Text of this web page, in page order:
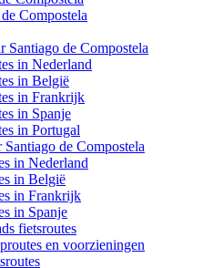
Compostela
Santiago de Compostela
in Nederland
in België
in Frankrijk
in Spanje
in Portugal
Santiago de Compostela
in Nederland
in België
in Frankrijk
in Spanje
fietsroutes
en voorzieningen